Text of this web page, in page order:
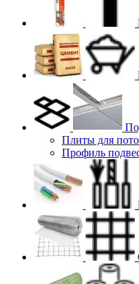
Плиты для
Профиль